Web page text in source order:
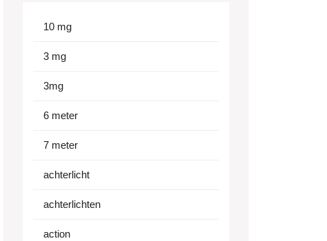
10 mg
3 mg
3mg
6 meter
7 meter
achterlicht
achterlichten
action